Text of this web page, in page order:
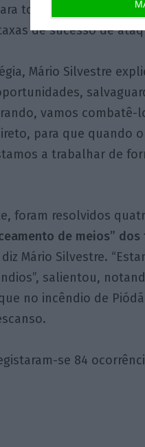
todas as missões de
de sucesso de
Mário Silvestre
vamos
para que quando
a trabalhar de
foram resolvidos
de meios”
diz Mário Silvestre.
salientou,
no incêndio de
se 84